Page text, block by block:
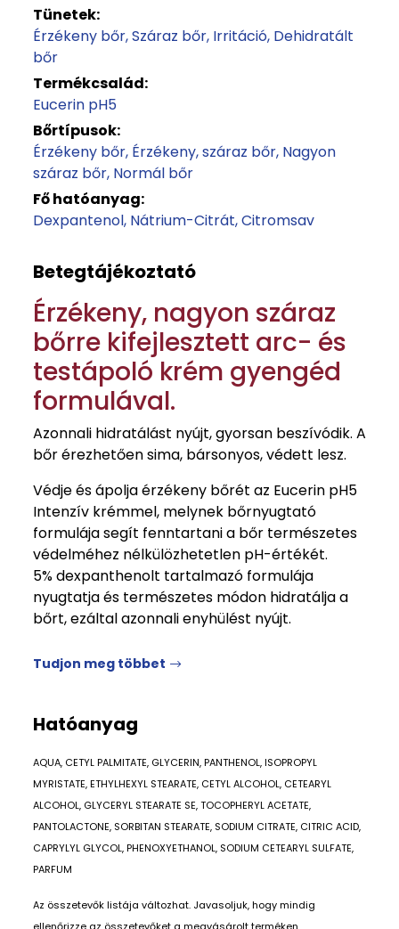
Tünetek:
Érzékeny bőr Száraz bőr Irritáció Dehidratált
bőr
Termékcsalád:
Eucerin pH5
Bőrtípusok:
Érzékeny bőr Érzékeny, száraz bőr Nagyon
száraz bőr Normál bőr
Fő hatóanyag:
Dexpantenol Nátrium-Citrát Citromsav
Betegtájékoztató
Érzékeny, nagyon száraz
bőrre kifejlesztett arc- és
testápoló krém gyengéd
formulával.
Azonnali hidratálást nyújt, gyorsan beszívódik. A
bőr érezhetően sima, bársonyos, védett lesz.
Védje és ápolja érzékeny bőrét az Eucerin pH5
Intenzív krémmel, melynek bőrnyugtató
formulája segít fenntartani a bőr természetes
védelméhez nélkülözhetetlen pH-értékét.
5% dexpanthenolt tartalmazó formulája
nyugtatja és természetes módon hidratálja a
bőrt, ezáltal azonnali enyhülést nyújt.
Tudjon meg többet
Hatóanyag
AQUA, CETYL PALMITATE, GLYCERIN, PANTHENOL, ISOPROPYL
MYRISTATE, ETHYLHEXYL STEARATE, CETYL ALCOHOL, CETEARYL
ALCOHOL, GLYCERYL STEARATE SE, TOCOPHERYL ACETATE,
PANTOLACTONE, SORBITAN STEARATE, SODIUM CITRATE, CITRIC ACID,
CAPRYLYL GLYCOL, PHENOXYETHANOL, SODIUM CETEARYL SULFATE,
PARFUM
Az összetevők listája változhat. Javasoljuk, hogy mindig